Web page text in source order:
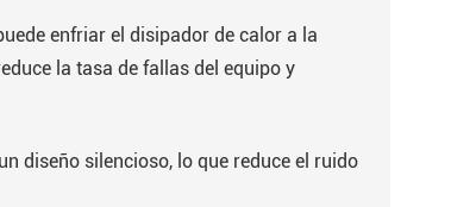
enfriar el disipador de calor a la
la tasa de fallas del equipo y
diseño silencioso, lo que reduce el ruido